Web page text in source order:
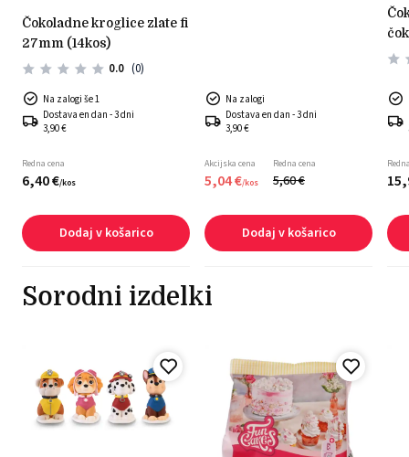
čokoladne kroglice zlate fi
27mm (14kos)
0.0 (0)
Na zalogi še 1
Dostava en dan - 3 dni
3,90 €
Redna cena
6,40€/kos
Dodaj v košarico
Na zalogi
Dostava en dan - 3 dni
3,90 €
Akcijska cena
5,04€/kos
Redna cena
5,60€
Dodaj v košarico
čokoladni okras bela
15,
Sorodni izdelki